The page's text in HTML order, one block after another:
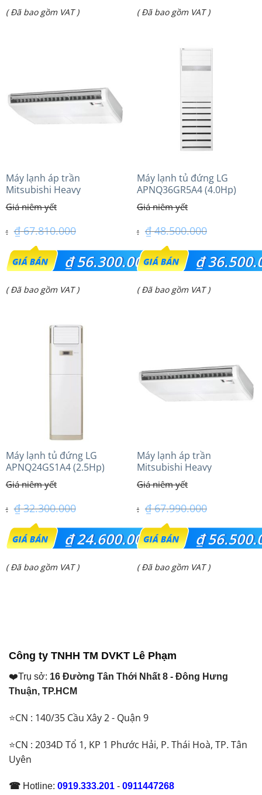
là:
Giá
₫ 76.200.000.
( Đã bao gồm VAT )
là:
Giá
( Đã bao gồm VAT )
Máy lạnh áp trần
Mitsubishi Heavy
FDE125VG (5.0Hp) Cao cấp
– 3 Pha
₫67.810.000
Giá
gốc
là:
₫56.300.000
Giá
( Đã bao gồm VAT )
Máy lạnh tủ đứng LG
APNQ36GR5A4 (4.0Hp)
inverter
₫48.500.000
Giá
gốc
là:
₫
Giá
₫ 36.500.000.
( Đã bao gồm VAT )
Máy lạnh tủ đứng LG
APNQ24GS1A4 (2.5Hp)
Inverter
₫32.300.000
Giá
gốc
là:
₫24.600.000
Giá
( Đã bao gồm VAT )
Máy lạnh áp trần
Mitsubishi Heavy
FDE140VG (6.0Hp) Cao cấp
– 1 Pha
₫67.990.000
Giá
gốc
là:
₫
Giá
( Đã bao gồm VAT )
Công ty TNHH TM DVKT Lê Phạm
❤️Trụ sở: 16 Đường Tân Thới Nhất 8 - Đông Hưng
Thuận, TP.HCM
⭐CN : 140/35 Cầu Xây 2 - Quận 9
⭐CN : 2034D Tổ 1, KP 1 Phước Hải, P. Thái Hoà, TP. Tân
Uyên
☎ Hotline: 0919.333.201 - 0911447268